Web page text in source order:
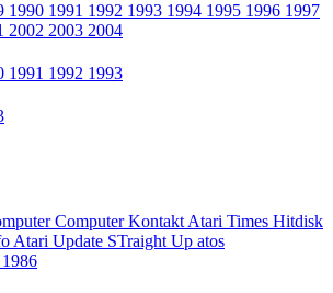
1990 1991 1992 1993 1994 1995 1996 1997
2002 2003 2004
1991 1992 1993
Computer Kontakt Atari Times Hitdisk
Atari Update STraight Up atos